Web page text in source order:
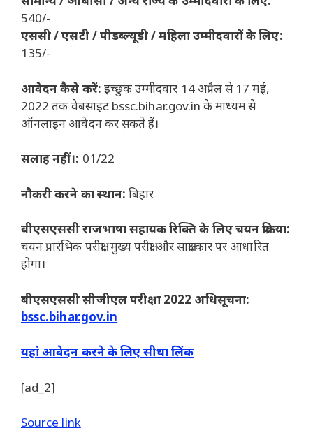
540/-
एससी / एसटी / पीडब्ल्यूडी / महिला उम्मीदवारों के लिए:
135/-
आवेदन कैसे करें: इच्छुक उम्मीदवार 14 अप्रैल से 17 मई,
2022 तक वेबसाइट bssc.bihar.gov.in के माध्यम से
ऑनलाइन आवेदन कर सकते हैं।
सलाह नहीं।: 01/22
नौकरी करने का स्थान:बिहार
बीएसएससी राजभाषा सहायक रिक्ति के लिए चयन प्रक्रिया:
चयन प्रारंभिक परीक्षा, मुख्य परीक्षा और साक्षात्कार पर आधारित
होगा।
बीएसएससी सीजीएल परीक्षा 2022 अधिसूचना:
bssc.bihar.gov.in
यहां आवेदन करने के लिए सीधा लिंक
[ad_2]
Source link